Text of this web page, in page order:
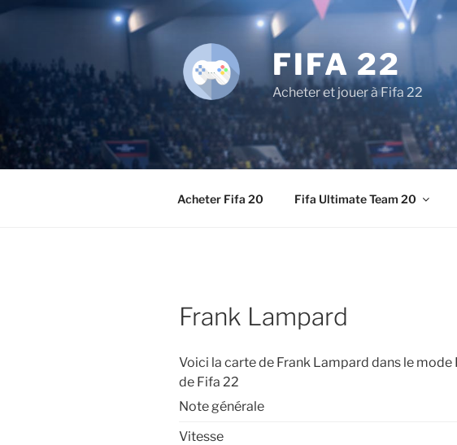
principal
FIFA 22
Acheter et jouer à Fifa 22
Acheter Fifa 20 Fifa Ultimate Team 20
Frank Lampard
Voici la carte de Frank Lampard dans le mode
de Fifa 22
Note générale
Vitesse